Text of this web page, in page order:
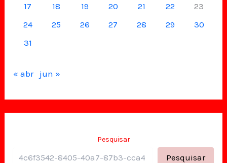
17
18 19 20 21 22
23
24
25 26 27 28 29
30
31
« abr jun »
Pesquisar
Pesquisar